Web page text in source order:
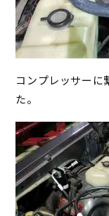
コンプレッサーに
た。